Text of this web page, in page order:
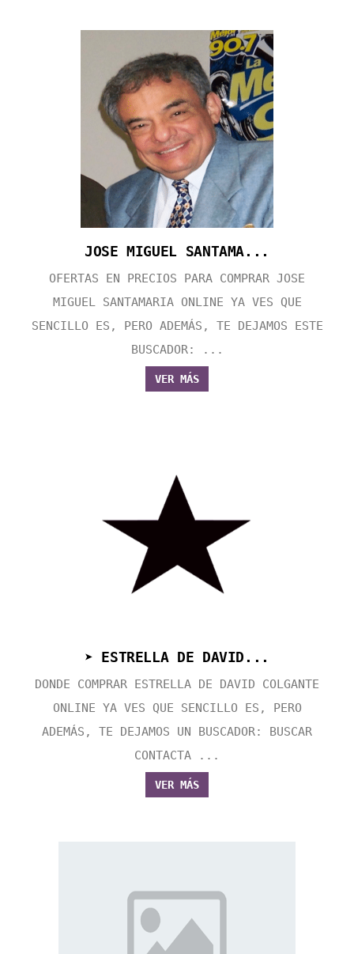
JOSE MIGUEL SANTAMA...
OFERTAS EN PRECIOS PARA COMPRAR JOSE
MIGUEL SANTAMARIA ONLINE YA VES QUE
SENCILLO ES, PERO ADEMÁS, TE DEJAMOS ESTE
BUSCADOR: ...
VER MÁS
➤ ESTRELLA DE DAVID...
DONDE COMPRAR ESTRELLA DE DAVID COLGANTE
ONLINE YA VES QUE SENCILLO ES, PERO
ADEMÁS, TE DEJAMOS UN BUSCADOR: BUSCAR
CONTACTA ...
VER MÁS